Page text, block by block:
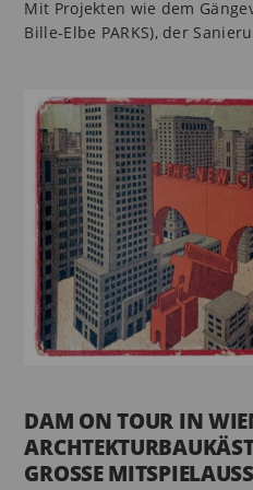
Mit Projekten wie dem
Bille-Elbe PARKS), der
DAM ON TOUR IN
GROSSE